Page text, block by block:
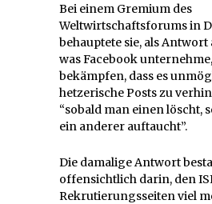
Bei einem Gremium des
Weltwirtschaftsforums in
behauptete sie, als Antwort
was Facebook
bekämpfen, dass es
hetzerische Posts zu
“sobald man einen löscht,
ein anderer auftaucht”.
Die damalige Antwort
offensichtlich darin, den
Rekrutierungsseiten viel